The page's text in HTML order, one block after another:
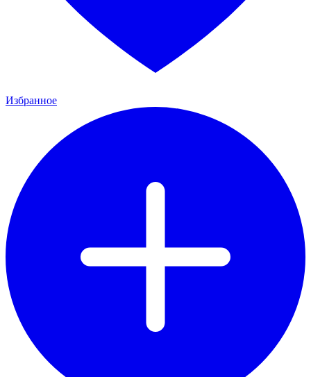
Избранное